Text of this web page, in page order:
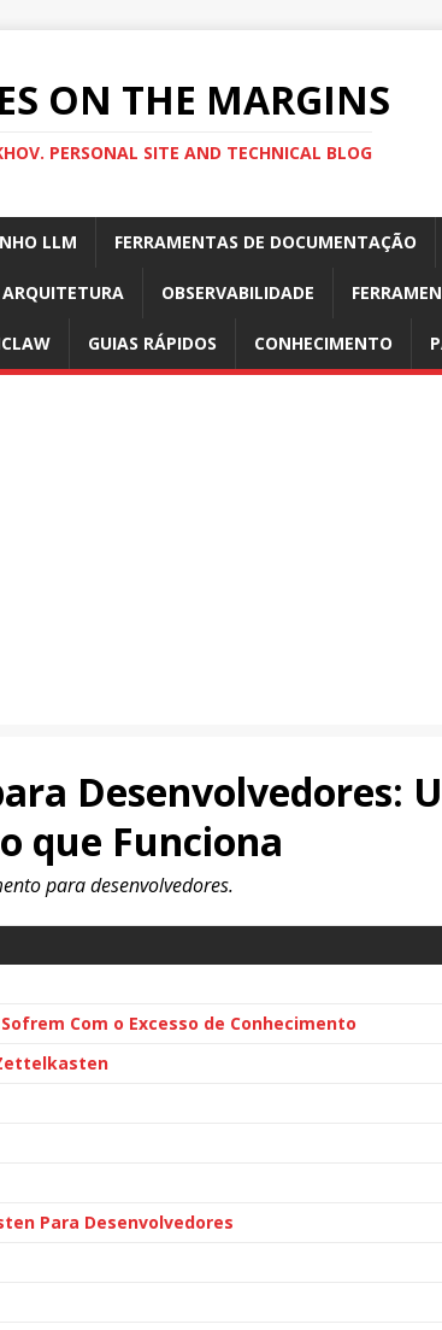
ON THE MARGINS
PERSONAL SITE AND TECHNICAL BLOG
LLM FERRAMENTAS DE DOCUMENTAÇÃO
ARQUITETURA OBSERVABILIDADE
GUIAS RÁPIDOS CONHECIMENTO
Desenvolvedores:
que Funciona
para desenvolvedores.
Com o Excesso de Conhecimento
Para Desenvolvedores